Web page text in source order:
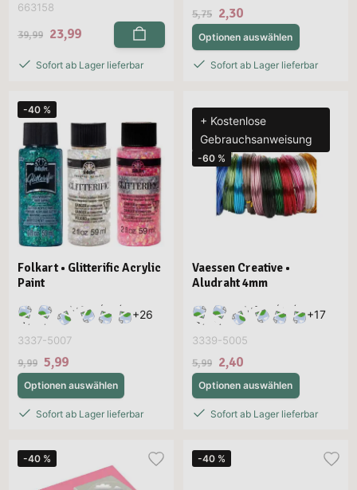
663158
39,99 23,99
Sofort ab Lager lieferbar
5,75 2,30
Optionen auswählen
Sofort ab Lager lieferbar
-40 %
Folkart • Glitterific Acrylic
Paint
+26
3337-5007
9,99 5,99
Optionen auswählen
Sofort ab Lager lieferbar
+ Kostenlose
Gebrauchsanweisung
-60 %
Vaessen Creative •
Aludraht 4mm
+17
3339-5005
5,99 2,40
Optionen auswählen
Sofort ab Lager lieferbar
-40 % -40 %